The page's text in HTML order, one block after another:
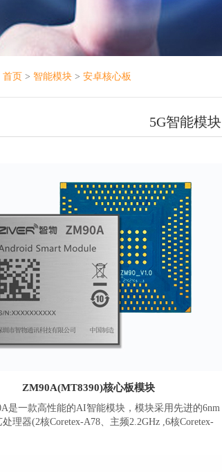
首页 > 智能模块 > 安卓核心板
5G智能模块
ZM90A(MT8390)核心板模块
一款高性能的AI智能模块，模块采用先进的6nm
理器(2核Coretex-A78、主频2.2GHz ,6核Coretex-